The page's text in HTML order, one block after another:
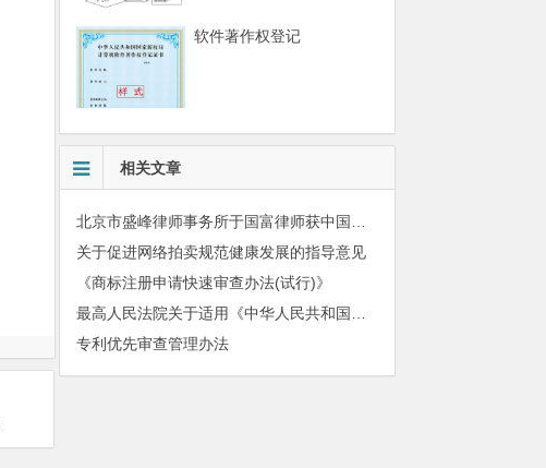
软件著作权登记
相关文章
关于促进网络拍卖规范健康发展的指导意见
《商标注册申请快速审查办法(试行)》
专利优先审查管理办法